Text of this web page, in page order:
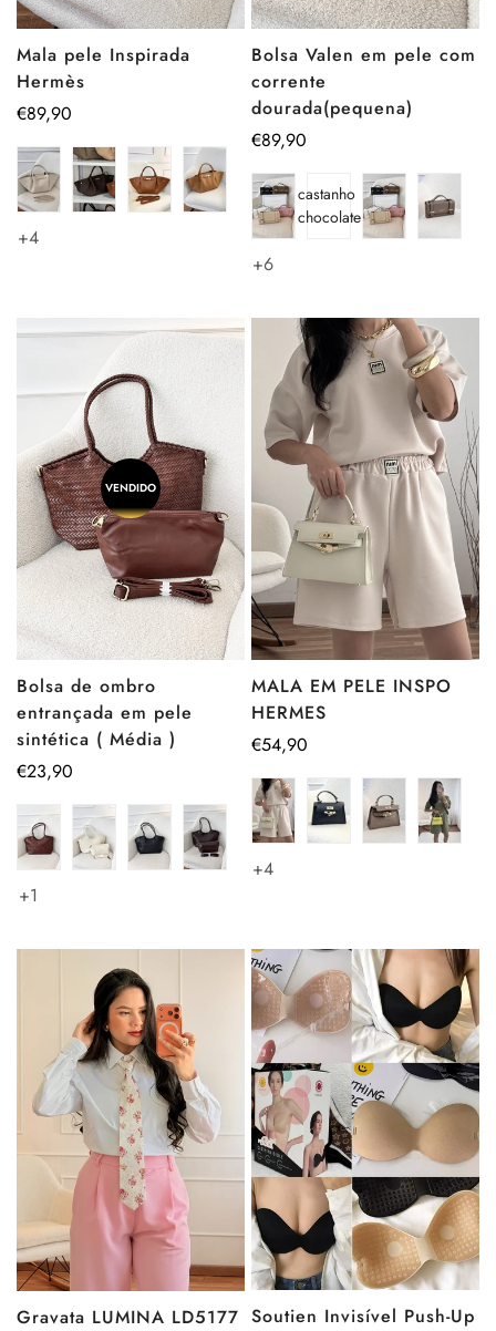
Mala pele Inspirada
Hermès
Preço
€89,90
+4
Bolsa Valen em pele com
corrente
dourada(pequena)
Preço
€89,90
castanho
chocolate
+6
VENDIDO
Bolsa de ombro
entrançada em pele
sintética ( Média )
Preço
€23,90
+1
MALA EM PELE INSPO
HERMES
Preço
€54,90
+4
Gravata LUMINA LD5177 Soutien Invisível Push-Up